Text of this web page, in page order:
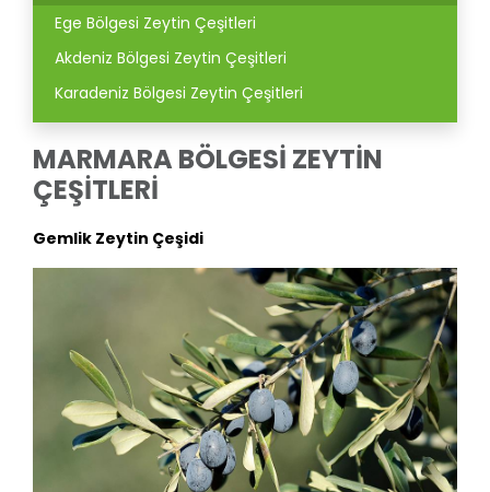
Ege Bölgesi Zeytin Çeşitleri
Akdeniz Bölgesi Zeytin Çeşitleri
Karadeniz Bölgesi Zeytin Çeşitleri
MARMARA BÖLGESİ ZEYTİN
ÇEŞİTLERİ
Gemlik Zeytin Çeşidi